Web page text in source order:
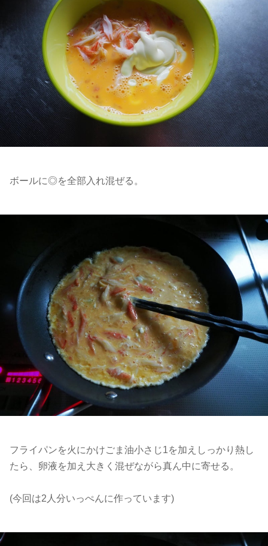
ボールに◎を全部入れ混ぜる。
フライパンを火にかけごま油小さじ1を加えしっかり熱し
たら、卵液を加え大きく混ぜながら真ん中に寄せる。
(今回は2人分いっぺんに作っています)